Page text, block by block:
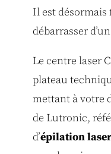
Il est désormais
débarrasser
Le centre laser
plateau
mettant à votre
de Lutronic,
d’épilation laser